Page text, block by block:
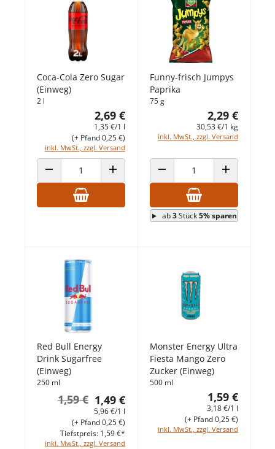
Coca-Cola Zero Sugar
(Einweg)
2 l
2,69 €
1,35 €/1 l
inkl. MwSt., zzgl. Versand
(+ Pfand 0,25 €)
ANZAHL VERRINGERNANZAHL ERHÖHEN
Funny-frisch Jumpys
Paprika
75 g
2,29 €
30,53 €/1 kg
inkl. MwSt., zzgl. Versand
ANZAHL VERRINGERNANZAHL
ab3Stück5% sparen
Red Bull Energy
Drink Sugarfree
(Einweg)
250 ml
1,49 €
1,59 €
5,96 €/1 l
inkl. MwSt., zzgl. Versand
(+ Pfand 0,25 €)
Tiefstpreis: 1,59 €*
Monster Energy Ultra
Fiesta Mango Zero
Zucker (Einweg)
500 ml
1,59 €
3,18 €/1 l
inkl. MwSt., zzgl. Versand
(+ Pfand 0,25 €)